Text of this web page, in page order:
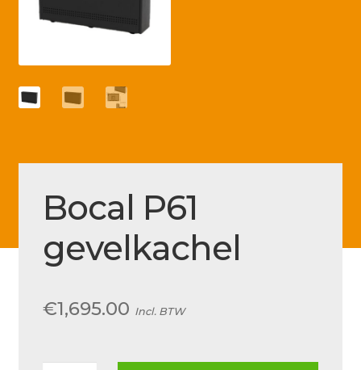
Blog
FAQ
Klantenservice
Mijn account
Actueel
Bocal P61
gevelkachel
€1,695.00 Incl. BTW